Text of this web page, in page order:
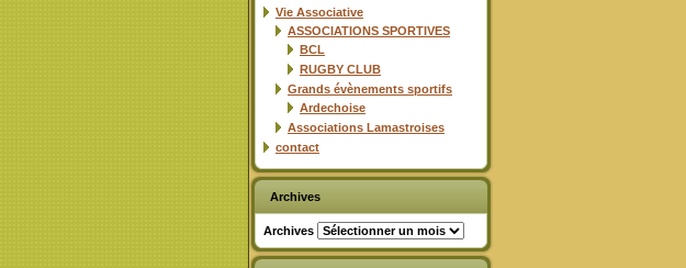
Vie Associative
ASSOCIATIONS SPORTIVES
BCL
RUGBY CLUB
Grands évènements sportifs
Ardechoise
Associations Lamastroises
contact
Archives
Archives